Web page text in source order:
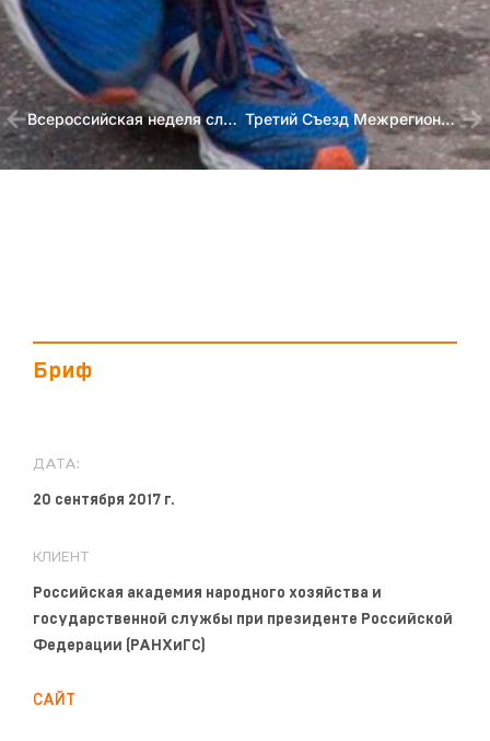
Всероссийская неделя слепоглухих в Дагестане Третий Съезд Межрегиональной общественной организации «Сообщество семей слепоглухих»
ДАТА:
20 сентября 2017 г.
КЛИЕНТ
Российская академия народного хозяйства и
государственной службы при президенте Российской
Федерации (РАНХиГС)
САЙТ
Бриф